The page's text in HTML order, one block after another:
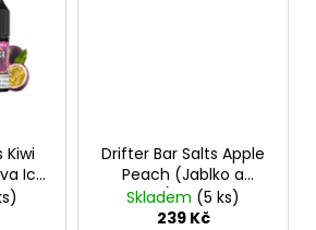
Kiwi
Ice
Drifter Bar Salts Apple
Peach (Jablko a
broskev) 10ml 20mg
Skladem (5 ks)
239 Kč